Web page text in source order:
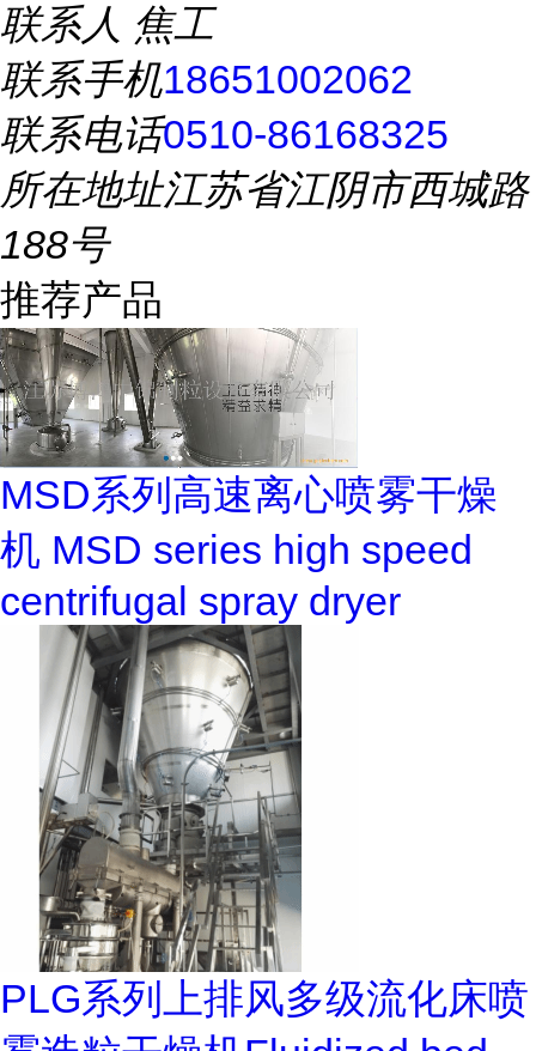
联系人 焦工
联系手机18651002062
联系电话0510-86168325
所在地址江苏省江阴市西城路
188号
推荐产品
MSD系列高速离心喷雾干燥
机 MSD series high speed
centrifugal spray dryer
PLG系列上排风多级流化床喷